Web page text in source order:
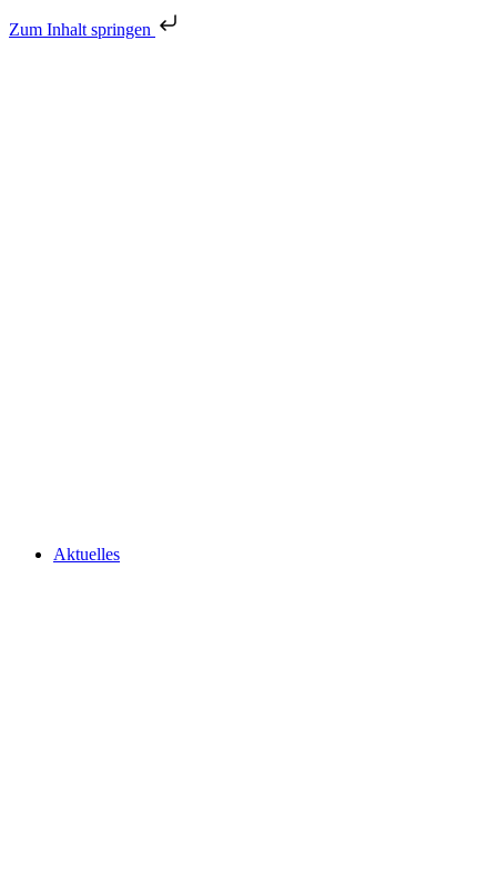
Zum Inhalt springen
Aktuelles